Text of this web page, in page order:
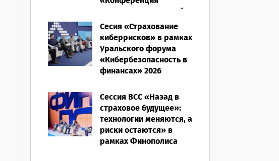
ВСС-2026: Культурный
код страхования/
Человеческий фактор»
28.05.2026
Сесия «Страхование
киберрисков» в рамках
Уральского форума
«Кибербезопасность в
финансах» 2026
Сессия ВСС «Назад в
страховое будущее»:
технологии меняются, а
риски остаются» в
рамках Финополиса